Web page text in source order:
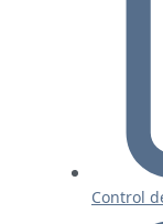
Control